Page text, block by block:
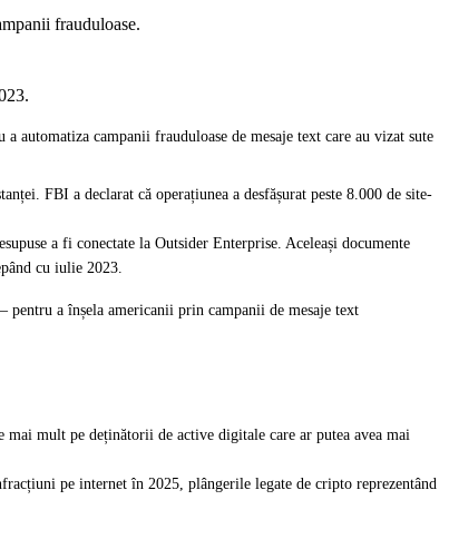
frauduloase.
campanii frauduloase de mesaje text care au vizat sute
FBI a declarat că operațiunea a desfășurat peste 8.000 de site-
a fi conectate la Outsider Enterprise. Aceleași documente
cu iulie 2023.
a înșela americanii prin campanii de mesaje text
mult pe deținătorii de active digitale care ar putea avea mai
pe internet în 2025, plângerile legate de cripto reprezentând